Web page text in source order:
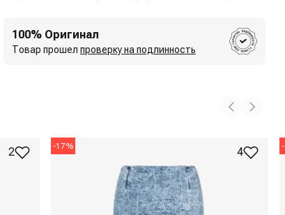
100% Оригинал
Товар прошел проверку на подлинность
2 -17% 4 -